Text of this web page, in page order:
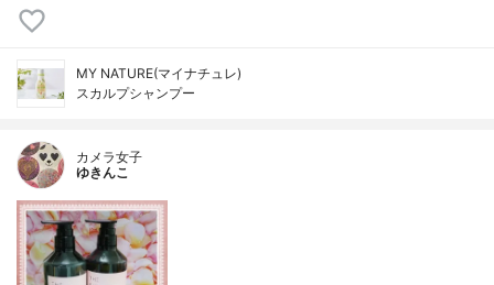
MY NATURE(マイナチュレ)
スカルプシャンプー
カメラ女子
ゆきんこ